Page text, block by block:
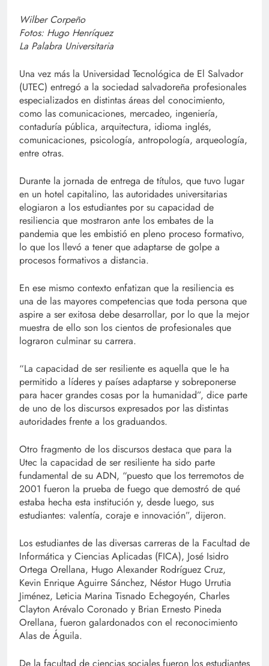
Wilber Corpeño
Fotos: Hugo Henríquez
La Palabra Universitaria
Una vez más la Universidad Tecnológica de El Salvador
(UTEC) entregó a la sociedad salvadoreña profesionales
especializados en distintas áreas del conocimiento,
como las comunicaciones, mercadeo, ingeniería,
contaduría pública, arquitectura, idioma inglés,
comunicaciones, psicología, antropología, arqueología,
entre otras.
Durante la jornada de entrega de títulos, que tuvo lugar
en un hotel capitalino, las autoridades universitarias
elogiaron a los estudiantes por su capacidad de
resiliencia que mostraron ante los embates de la
pandemia que les embistió en pleno proceso formativo,
lo que los llevó a tener que adaptarse de golpe a
procesos formativos a distancia.
En ese mismo contexto enfatizan que la resiliencia es
una de las mayores competencias que toda persona que
aspire a ser exitosa debe desarrollar, por lo que la mejor
muestra de ello son los cientos de profesionales que
lograron culminar su carrera.
“La capacidad de ser resiliente es aquella que le ha
permitido a líderes y países adaptarse y sobreponerse
para hacer grandes cosas por la humanidad”, dice parte
de uno de los discursos expresados por las distintas
autoridades frente a los graduandos.
Otro fragmento de los discursos destaca que para la
Utec la capacidad de ser resiliente ha sido parte
fundamental de su ADN, “puesto que los terremotos de
2001 fueron la prueba de fuego que demostró de qué
estaba hecha esta institución y, desde luego, sus
estudiantes: valentía, coraje e innovación”, dijeron.
Los estudiantes de las diversas carreras de la Facultad de
Informática y Ciencias Aplicadas (FICA), José Isidro
Ortega Orellana, Hugo Alexander Rodríguez Cruz,
Kevin Enrique Aguirre Sánchez, Néstor Hugo Urrutia
Jiménez, Leticia Marina Tisnado Echegoyén, Charles
Clayton Arévalo Coronado y Brian Ernesto Pineda
Orellana, fueron galardonados con el reconocimiento
Alas de Águila.